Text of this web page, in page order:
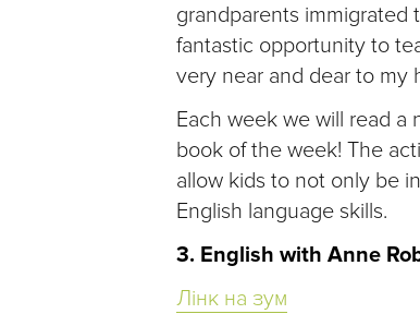
grandparents immigrated
fantastic opportunity to
very near and dear to my
Each week we will read
book of the week! The
allow kids to not only be
English language skills.
3. English with Anne
Лінк на зум